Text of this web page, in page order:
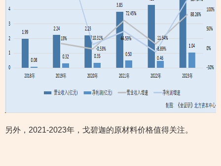
另外，2021-2023年，戈碧迦的原材料价格值得关注。